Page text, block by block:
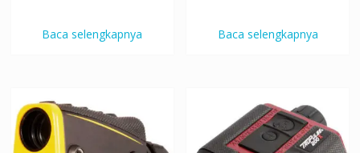
Baca selengkapnya Baca selengkapnya